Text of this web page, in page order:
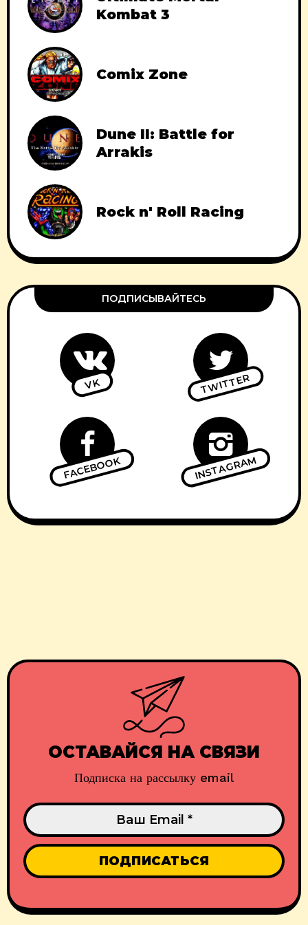
Kombat 3
Comix Zone
Dune II: Battle for
Arrakis
Rock n' Roll Racing
ПОДПИСЫВАЙТЕСЬ
VK TWITTER
FACEBOOK INSTAGRAM
ОСТАВАЙСЯ НА СВЯЗИ
Подписка на рассылку email